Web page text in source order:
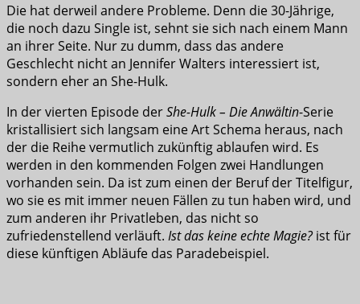
Die hat derweil andere Probleme. Denn die 30-Jährige,
die noch dazu Single ist, sehnt sie sich nach einem Mann
an ihrer Seite. Nur zu dumm, dass das andere
Geschlecht nicht an Jennifer Walters interessiert ist,
sondern eher an She-Hulk.
In der vierten Episode derShe-Hulk – Die Anwältin-Serie
kristallisiert sich langsam eine Art Schema heraus, nach
der die Reihe vermutlich zukünftig ablaufen wird. Es
werden in den kommenden Folgen zwei Handlungen
vorhanden sein. Da ist zum einen der Beruf der Titelfigur,
wo sie es mit immer neuen Fällen zu tun haben wird, und
zum anderen ihr Privatleben, das nicht so
zufriedenstellend verläuft. Ist das keine echte Magie?ist für
diese künftigen Abläufe das Paradebeispiel.